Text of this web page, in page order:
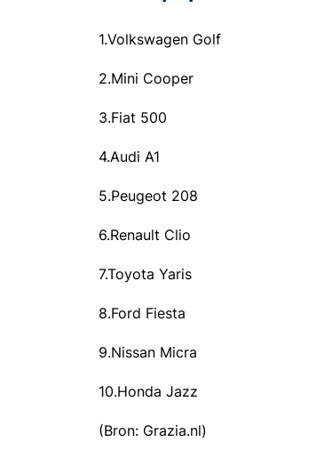
1.Volkswagen Golf
2.Mini Cooper
3.Fiat 500
4.Audi A1
5.Peugeot 208
6.Renault Clio
7.Toyota Yaris
8.Ford Fiesta
9.Nissan Micra
10.Honda Jazz
(Bron: Grazia.nl)